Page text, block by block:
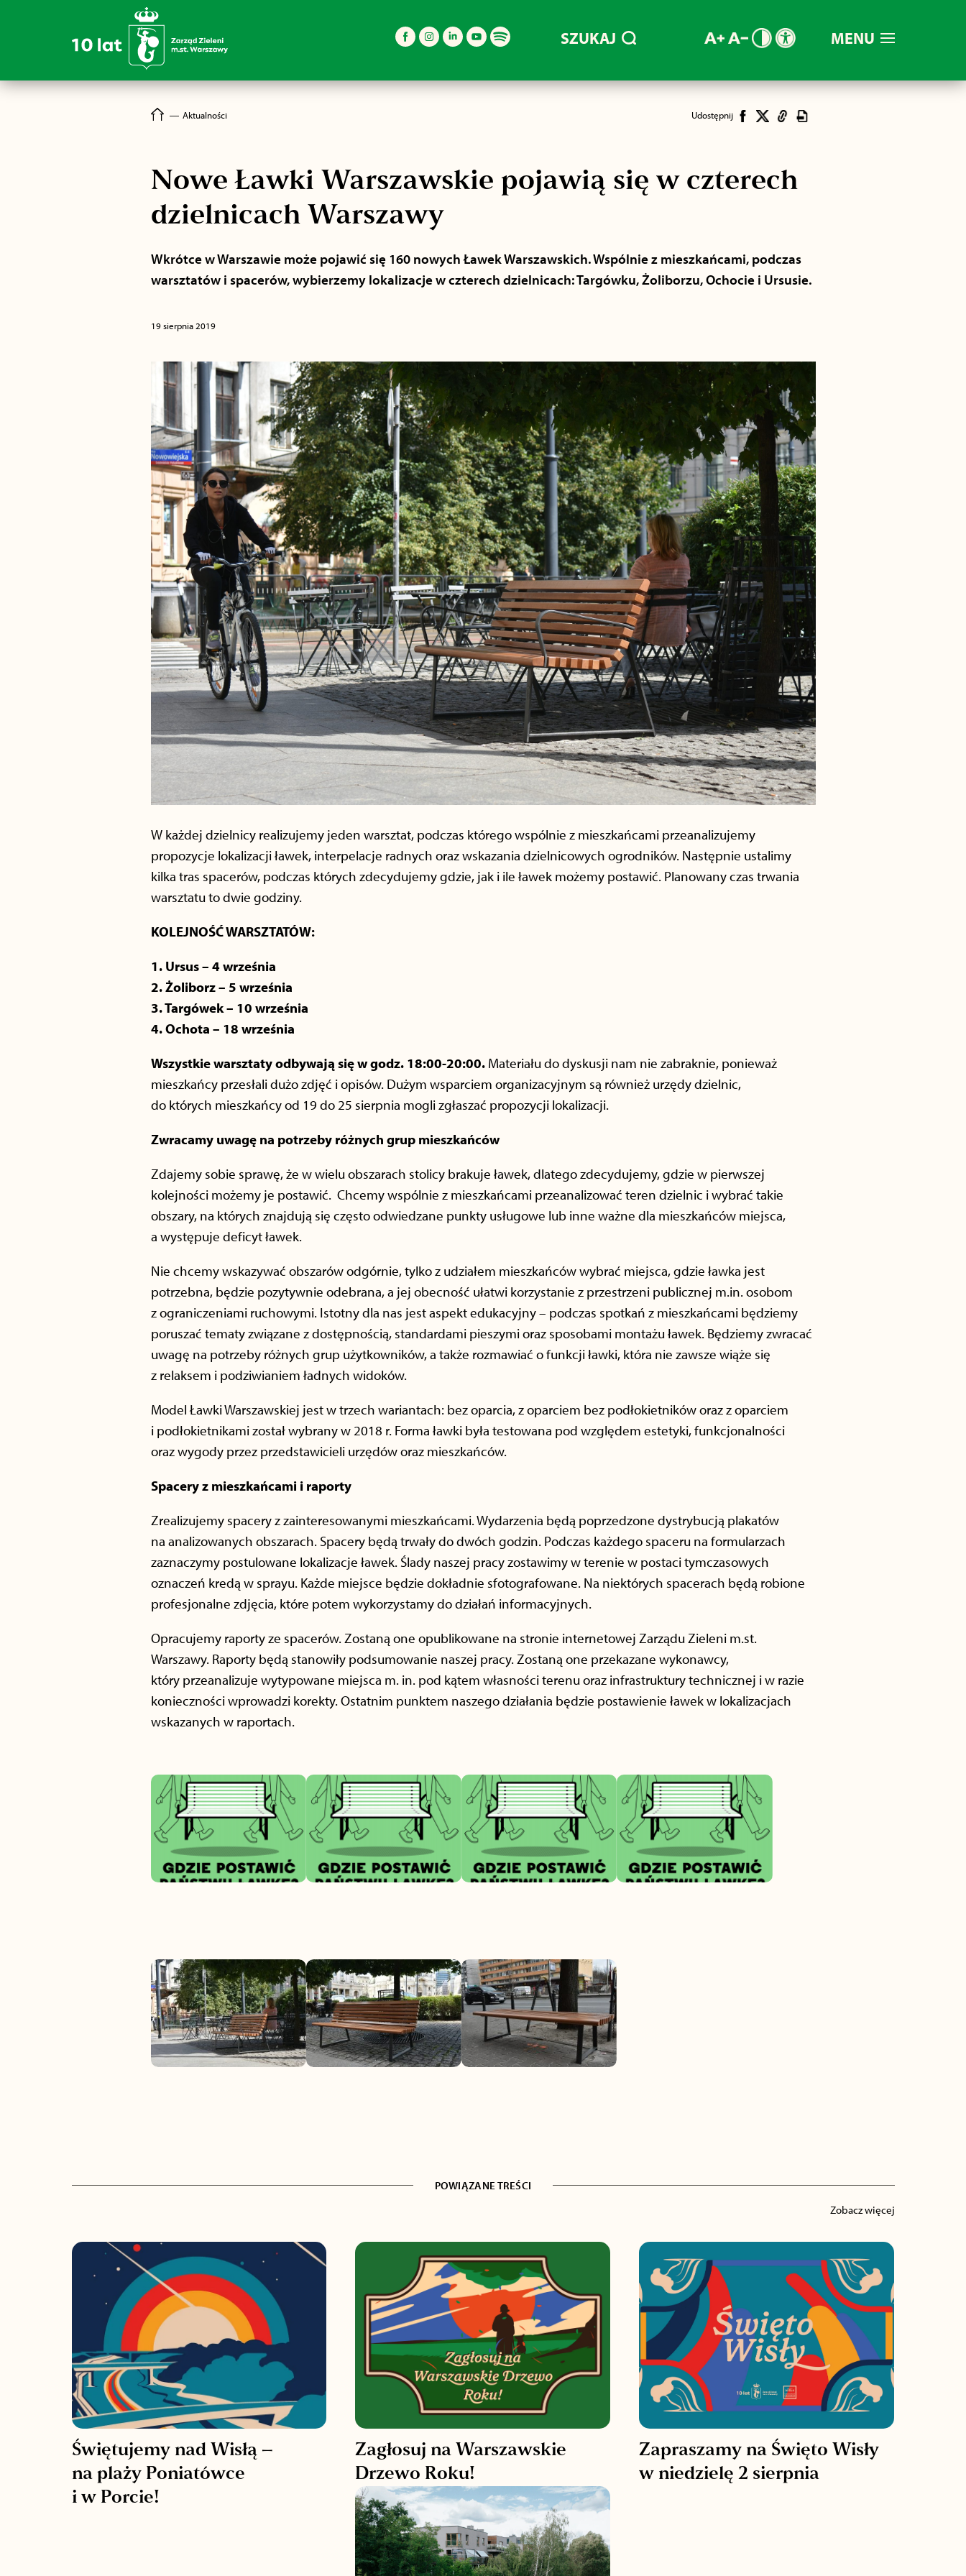
MENU
SZUKAJ
― Aktualności Udostępnij
Nowe Ławki Warszawskie pojawią się w czterech
dzielnicach Warszawy
Wkrótce w Warszawie może pojawić się 160 nowych Ławek Warszawskich. Wspólnie z mieszkańcami, podczas
warsztatów i spacerów, wybierzemy lokalizacje w czterech dzielnicach: Targówku, Żoliborzu, Ochocie i Ursusie.
19 sierpnia 2019
W każdej dzielnicy realizujemy jeden warsztat, podczas którego wspólnie z mieszkańcami przeanalizujemy
propozycje lokalizacji ławek, interpelacje radnych oraz wskazania dzielnicowych ogrodników. Następnie ustalimy
kilka tras spacerów, podczas których zdecydujemy gdzie, jak i ile ławek możemy postawić. Planowany czas trwania
warsztatu to dwie godziny.
KOLEJNOŚĆ WARSZTATÓW:
1. Ursus – 4 września
2. Żoliborz – 5 września
3. Targówek – 10 września
4. Ochota – 18 września
Wszystkie warsztaty odbywają się w godz. 18:00-20:00.Materiału do dyskusji nam nie zabraknie, ponieważ
mieszkańcy przesłali dużo zdjęć i opisów. Dużym wsparciem organizacyjnym są również urzędy dzielnic,
do których mieszkańcy od 19 do 25 sierpnia mogli zgłaszać propozycji lokalizacji.
Zwracamy uwagę na potrzeby różnych grup mieszkańców
Zdajemy sobie sprawę, że w wielu obszarach stolicy brakuje ławek, dlatego zdecydujemy, gdzie w pierwszej
kolejności możemy je postawić. Chcemy wspólnie z mieszkańcami przeanalizować teren dzielnic i wybrać takie
obszary, na których znajdują się często odwiedzane punkty usługowe lub inne ważne dla mieszkańców miejsca,
a występuje deficyt ławek.
Nie chcemy wskazywać obszarów odgórnie, tylko z udziałem mieszkańców wybrać miejsca, gdzie ławka jest
potrzebna, będzie pozytywnie odebrana, a jej obecność ułatwi korzystanie z przestrzeni publicznej m.in. osobom
z ograniczeniami ruchowymi. Istotny dla nas jest aspekt edukacyjny – podczas spotkań z mieszkańcami będziemy
poruszać tematy związane z dostępnością, standardami pieszymi oraz sposobami montażu ławek. Będziemy zwracać
uwagę na potrzeby różnych grup użytkowników, a także rozmawiać o funkcji ławki, która nie zawsze wiąże się
z relaksem i podziwianiem ładnych widoków.
Model Ławki Warszawskiej jest w trzech wariantach: bez oparcia, z oparciem bez podłokietników oraz z oparciem
i podłokietnikami został wybrany w 2018 r. Forma ławki była testowana pod względem estetyki, funkcjonalności
oraz wygody przez przedstawicieli urzędów oraz mieszkańców.
Spacery z mieszkańcami i raporty
Zrealizujemy spacery z zainteresowanymi mieszkańcami. Wydarzenia będą poprzedzone dystrybucją plakatów
na analizowanych obszarach. Spacery będą trwały do dwóch godzin. Podczas każdego spaceru na formularzach
zaznaczymy postulowane lokalizacje ławek. Ślady naszej pracy zostawimy w terenie w postaci tymczasowych
oznaczeń kredą w sprayu. Każde miejsce będzie dokładnie sfotografowane. Na niektórych spacerach będą robione
profesjonalne zdjęcia, które potem wykorzystamy do działań informacyjnych.
Opracujemy raporty ze spacerów. Zostaną one opublikowane na stronie internetowej Zarządu Zieleni m.st.
Warszawy. Raporty będą stanowiły podsumowanie naszej pracy. Zostaną one przekazane wykonawcy,
który przeanalizuje wytypowane miejsca m. in. pod kątem własności terenu oraz infrastruktury technicznej i w razie
konieczności wprowadzi korekty. Ostatnim punktem naszego działania będzie postawienie ławek w lokalizacjach
wskazanych w raportach.
POWIĄZANE TREŚCI
Zobacz więcej
Świętujemy nad Wisłą –
na plaży Poniatówce
i w Porcie!
Zagłosuj na Warszawskie
Drzewo Roku!
Zapraszamy na Święto Wisły
w niedzielę 2 sierpnia